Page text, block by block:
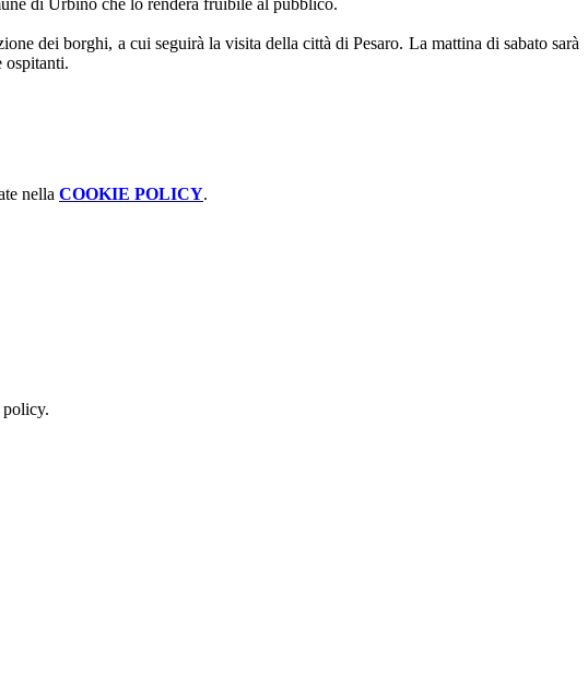
di Urbino che lo renderà fruibile al pubblico.
dei borghi, a cui seguirà la visita della città di Pesaro. La mattina di sabato sarà
ospitanti.
nella COOKIE POLICY.
policy.